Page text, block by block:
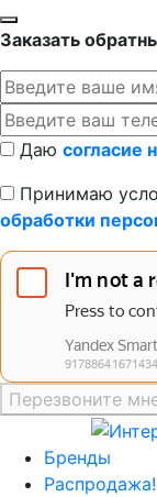
Заказать
Даю согласие
Принимаю
обработки
Перезвоните
Бренды
Распродажа!